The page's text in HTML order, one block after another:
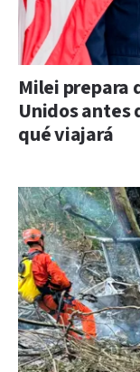
Milei prepara
Unidos antes
qué viajará